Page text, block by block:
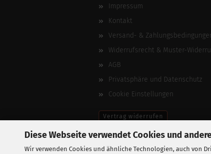
Diese Webseite verwendet Cookies und
Wir verwenden Cookies und ähnliche Technologien, auch von
Impressum
Kontakt
Versand- &
Widerrufsrecht & Muster-
AGB
Privatsphäre und Datenschutz
Cookie Einstellungen
Vertrag widerrufen